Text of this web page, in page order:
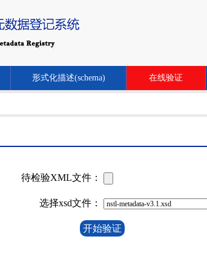
形式化描述(schema) 在线验证
待检验XML文件：
选择xsd文件：
开始验证